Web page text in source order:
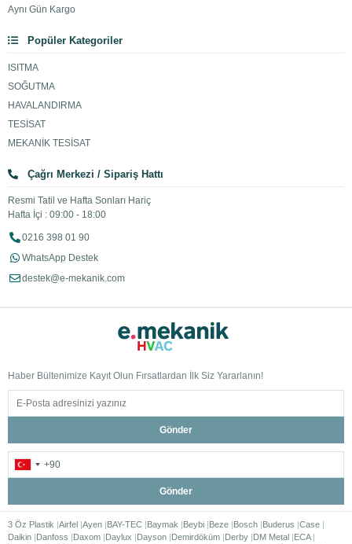
Aynı Gün Kargo
Popüler Kategoriler
ISITMA
SOĞUTMA
HAVALANDIRMA
TESİSAT
MEKANİK TESİSAT
Çağrı Merkezi / Sipariş Hattı
Resmi Tatil ve Hafta Sonları Hariç
Hafta İçi : 09:00 - 18:00
0216 398 01 90
WhatsApp Destek
destek@e-mekanik.com
Haber Bültenimize Kayıt Olun Fırsatlardan İlk Siz Yararlanın!
Gönder
Gönder
3 Öz Plastik Airfel Ayen BAY-TEC Baymak Beybi Beze Bosch Buderus Case
Daikin Danfoss Daxom Daylux Dayson Demirdöküm Derby DM Metal ECA